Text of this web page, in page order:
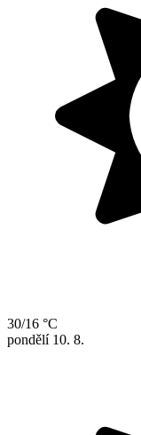
30/16 °C
pondělí 10. 8.